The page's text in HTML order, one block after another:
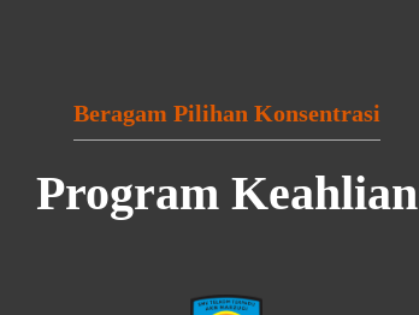
Beragam Pilihan Konsentrasi
Program Keahlian